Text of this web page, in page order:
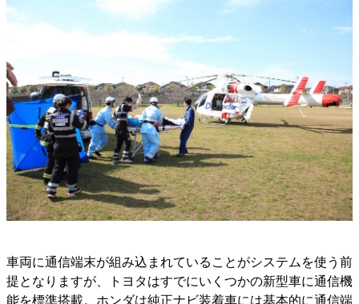
車両に通信端末が組み込まれていることがシステムを使う前
提となりますが、トヨタはすでにいくつかの新型車に通信機
能を標準搭載。ホンダは純正ナビ装着車には基本的に通信端